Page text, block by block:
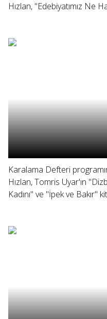
Hızlan, "Edebiyatımız Ne
Karalama Defteri
Hızlan, Tomris Uyar'ın
Kadını" ve "İpek ve Bakır"